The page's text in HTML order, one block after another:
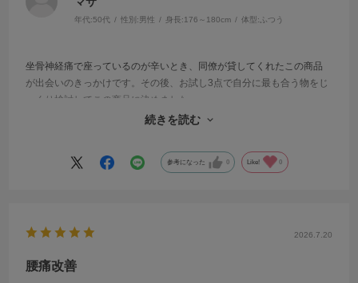
年代:50代 性別:男性 身長:176～180cm 体型: ふつう
坐骨神経痛で座っているのが辛いとき、同僚が貸してくれたこの商品
が出会いのきっかけです。その後、お試し3点で自分に最も合う物をじ
っくり検討してこの商品に決めました。
お尻にとても優しいので、1日中座っている人にはとてもお勧めできま
続きを読む
参考になった 0 Like! 0
2026.7.20
腰痛改善